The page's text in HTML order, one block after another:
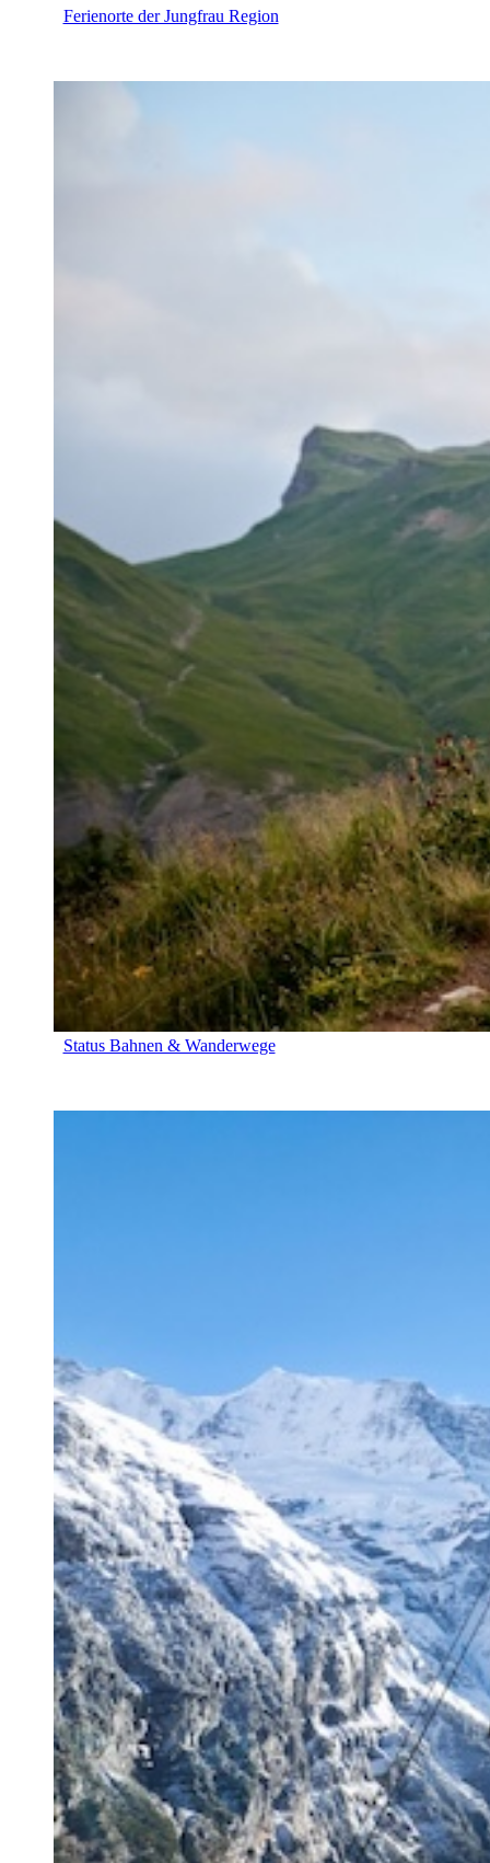
Ferienorte der Jungfrau Region
Status Bahnen & Wanderwege